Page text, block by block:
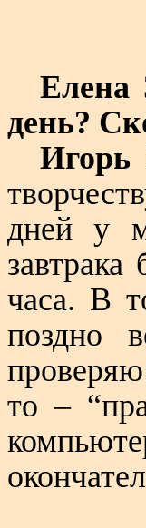
Елена
день?
Игорь
дней у
часа. В
поздно
то –